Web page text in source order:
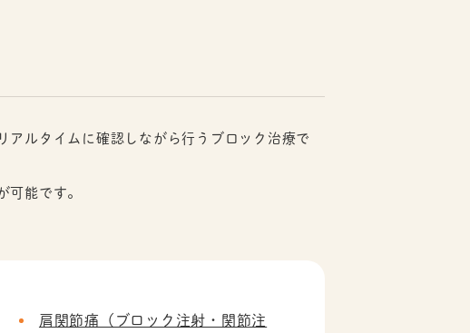
ルタイムに確認しながら行うブロック治療で
能です。
肩関節痛（ブロック注射・関節注